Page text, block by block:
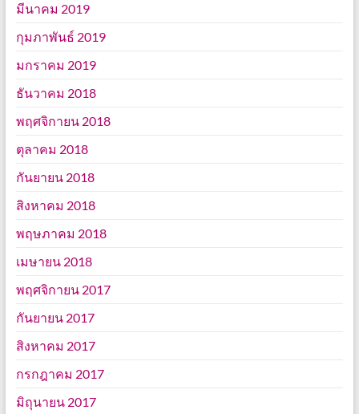
มีนาคม 2019
กุมภาพันธ์ 2019
มกราคม 2019
ธันวาคม 2018
พฤศจิกายน 2018
ตุลาคม 2018
กันยายน 2018
สิงหาคม 2018
พฤษภาคม 2018
เมษายน 2018
พฤศจิกายน 2017
กันยายน 2017
สิงหาคม 2017
กรกฎาคม 2017
มิถุนายน 2017